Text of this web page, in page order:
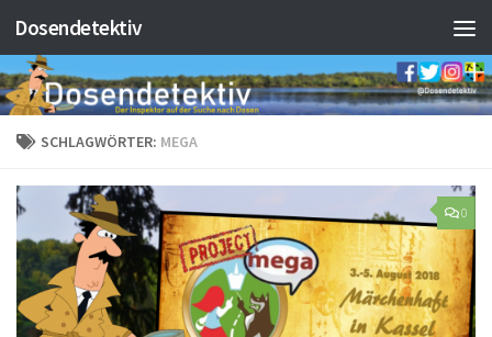
Zum Inhalt springen
Dosendetektiv
SCHLAGWÖRTER: MEGA
0